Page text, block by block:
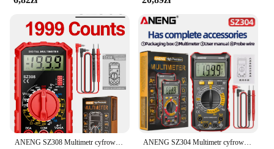
offerings. Its sleek design and user-friendly
interface make it an attractive option for customers
looking for reliable fuel monitoring solutions. With
its wholesale availability, you can offer this product
to your customers at competitive prices, ensuring
that they get the best value for their money. The
gauge's ease of installation and compatibility with a
wide range of vehicles make it a versatile choice for
both personal and professional use.
ANENG SZ308 Multimetr cyfrowy o fali prostokątnej 1999 zliczeń HFE Trioda Buzzer Tester AC/DC Napięcie 10A Multimetry prądu Miernik Narzędzie ANENG SZ304 Multimetr cyfrowy Duży ekran Detektor napięcia Miernik rezystancji napięcia Wielofunkcyjne ręczne narzędzia elektryczne